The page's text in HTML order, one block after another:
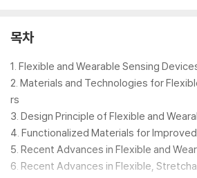
d the environment.
목차
1. Flexible and Wearable Sensing
2. Materials and Technologies for
rs
3. Design Principle of Flexible and
4. Functionalized Materials for
5. Recent Advances in Flexible and
6. Recent Advances in Flexible,